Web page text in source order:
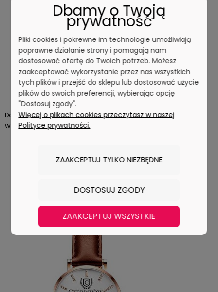
Dostępność:dostępny
Wysyłka w:2 dni robocze
Dbamy o Twoją
prywatność
Pliki cookies i pokrewne im technologie umożliwiają
poprawne działanie strony i pomagają nam
dostosować ofertę do Twoich potrzeb. Możesz
zaakceptować wykorzystanie przez nas wszystkich
tych plików i przejść do sklepu lub dostosować użycie
plików do swoich preferencji, wybierając opcję
"Dostosuj zgody".
Więcej o plikach cookies przeczytasz w naszej
Polityce prywatności.
ZAAKCEPTUJ TYLKO NIEZBĘDNE
DOSTOSUJ ZGODY
ZAAKCEPTUJ WSZYSTKIE